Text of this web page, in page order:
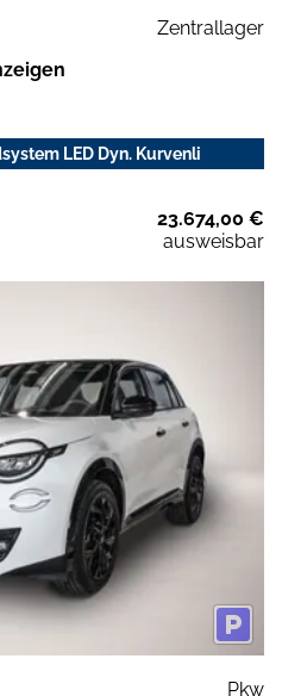
Zentrallager
LED Dyn. Kurvenli
23.674,00 €
ausweisbar
Pkw